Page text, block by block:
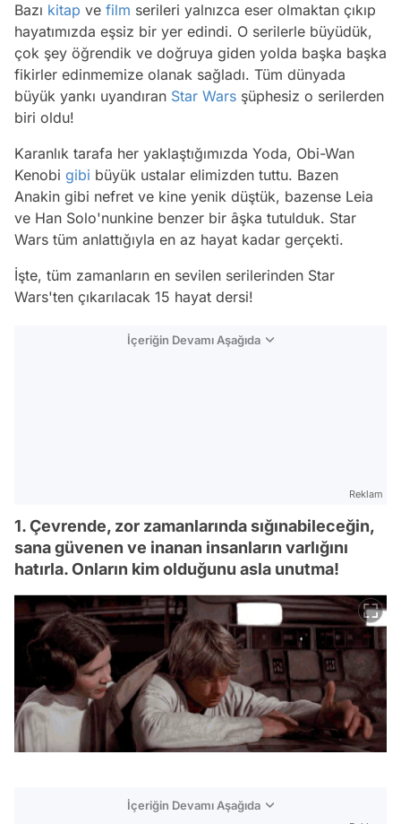
Bazı kitap ve film serileri yalnızca eser olmaktan çıkıp
hayatımızda eşsiz bir yer edindi. O serilerle büyüdük,
çok şey öğrendik ve doğruya giden yolda başka başka
fikirler edinmemize olanak sağladı. Tüm dünyada
büyük yankı uyandıran Star Wars şüphesiz o serilerden
biri oldu!
Karanlık tarafa her yaklaştığımızda Yoda, Obi-Wan
Kenobi gibi büyük ustalar elimizden tuttu. Bazen
Anakin gibi nefret ve kine yenik düştük, bazense Leia
ve Han Solo'nunkine benzer bir âşka tutulduk. Star
Wars tüm anlattığıyla en az hayat kadar gerçekti.
İşte, tüm zamanların en sevilen serilerinden Star
Wars'ten çıkarılacak 15 hayat dersi!
İçeriğin Devamı Aşağıda
Reklam
1. Çevrende, zor zamanlarında sığınabileceğin,
sana güvenen ve inanan insanların varlığını
hatırla. Onların kim olduğunu asla unutma!
İçeriğin Devamı Aşağıda